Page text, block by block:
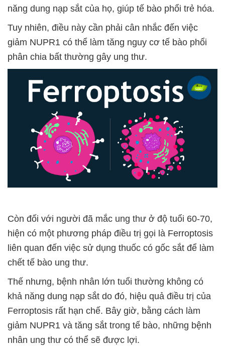
năng dung nạp sắt của họ, giúp tế bào phổi trẻ hóa.
Tuy nhiên, điều này cần phải cân nhắc đến việc
giảm NUPR1 có thể làm tăng nguy cơ tế bào phổi
phân chia bất thường gây ung thư.
Còn đối với người đã mắc ung thư ở độ tuổi 60-70,
hiện có một phương pháp điều trị gọi là Ferroptosis
liên quan đến việc sử dụng thuốc có gốc sắt để làm
chết tế bào ung thư.
Thế nhưng, bệnh nhân lớn tuổi thường không có
khả năng dung nạp sắt do đó, hiệu quả điều trị của
Ferroptosis rất hạn chế. Bây giờ, bằng cách làm
giảm NUPR1 và tăng sắt trong tế bào, những bệnh
nhân ung thư có thể sẽ được lợi.